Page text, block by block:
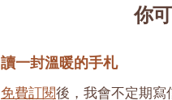
你
讀一封溫暖的手札
免費訂閱後，我會不定期寫